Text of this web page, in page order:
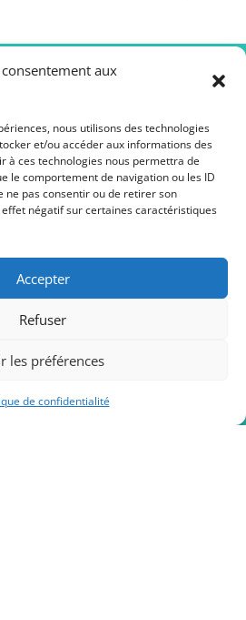
aux
nous utilisons des technologies
et/ou accéder aux informations des
à ces technologies nous permettra de
le comportement de navigation ou les ID
ne pas consentir ou de retirer son
négatif sur certaines caractéristiques
Accepter
Refuser
les préférences
de confidentialité
06.98.98.09.47
Urbain est soutenue par le ministère